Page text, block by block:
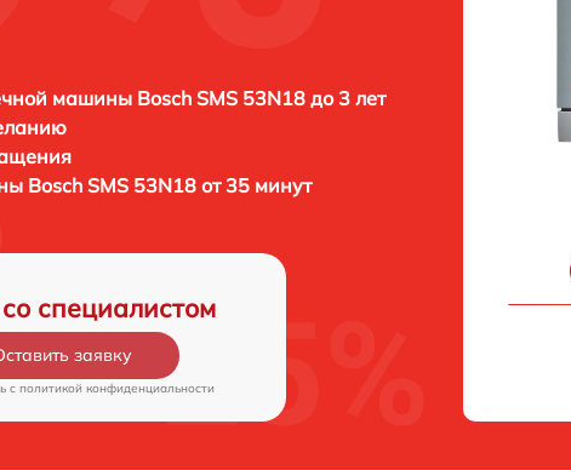
машины Bosch SMS 53N18 до 3 лет
Bosch SMS 53N18 от 35 минут
специалистом
заявку
c политикой конфиденциальности